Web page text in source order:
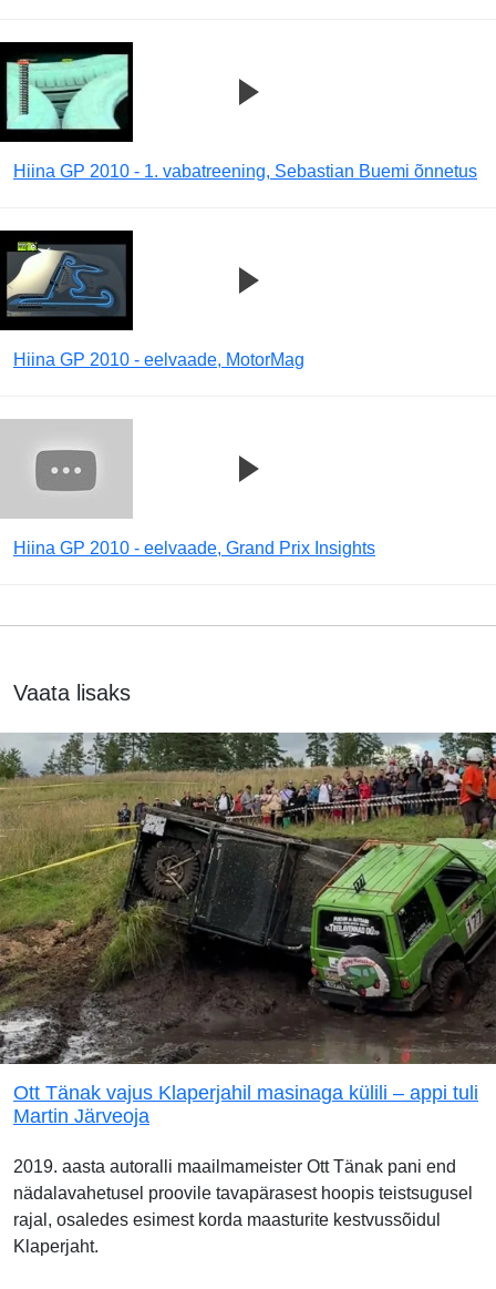
Hiina GP 2010 - 1. vabatreening, Sebastian Buemi õnnetus
Hiina GP 2010 - eelvaade, MotorMag
Hiina GP 2010 - eelvaade, Grand Prix Insights
Vaata lisaks
Ott Tänak vajus Klaperjahil masinaga külili – appi tuli
Martin Järveoja
2019. aasta autoralli maailmameister Ott Tänak pani end
nädalavahetusel proovile tavapärasest hoopis teistsugusel
rajal, osaledes esimest korda maasturite kestvussõidul
Klaperjaht.